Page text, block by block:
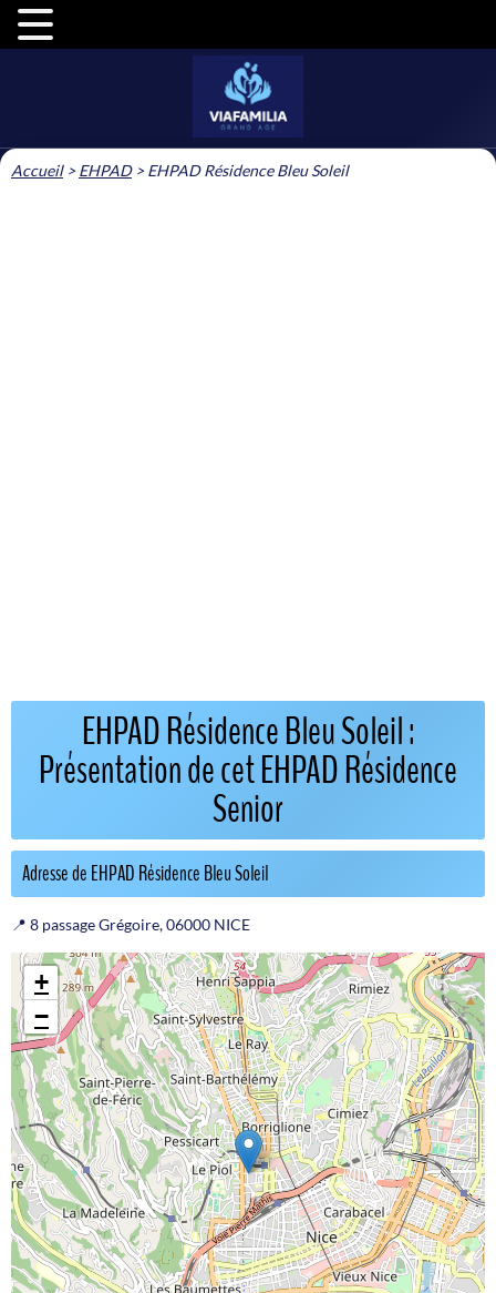
Accueil>EHPAD>EHPAD Résidence Bleu Soleil
EHPAD Résidence Bleu Soleil :
Présentation de cet EHPAD Résidence
Senior
Adresse de EHPAD Résidence Bleu Soleil
📍 8 passage Grégoire, 06000 NICE
+
−